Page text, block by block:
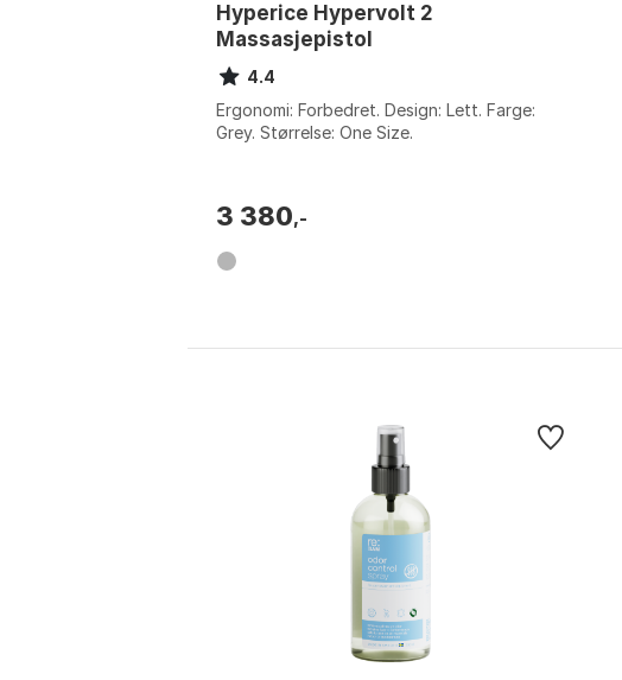
Hyperice Hypervolt 2
Massasjepistol
4.4
Ergonomi: Forbedret. Design: Lett. Farge:
Grey. Størrelse: One Size.
3 380,-